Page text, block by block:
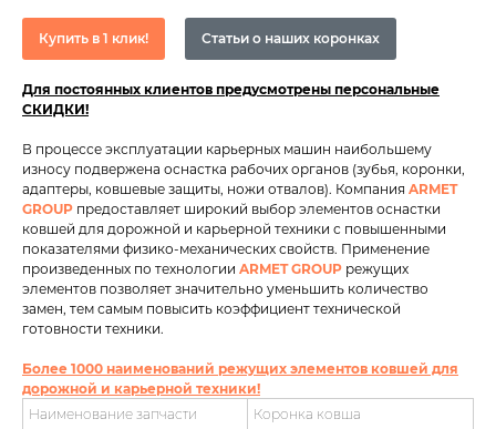
Купить в 1 клик! Статьи о наших коронках
Для постоянных клиентов предусмотрены персональные
СКИДКИ!
В процессе эксплуатации карьерных машин наибольшему
износу подвержена оснастка рабочих органов (зубья, коронки,
адаптеры, ковшевые защиты, ножи отвалов). Компания ARMET
GROUP предоставляет широкий выбор элементов оснастки
ковшей для дорожной и карьерной техники с повышенными
показателями физико-механических свойств. Применение
произведенных по технологии ARMET GROUP режущих
элементов позволяет значительно уменьшить количество
замен, тем самым повысить коэффициент технической
готовности техники.
Более 1000 наименований режущих элементов ковшей для
дорожной и карьерной техники!
Наименование запчасти
Коронка ковша